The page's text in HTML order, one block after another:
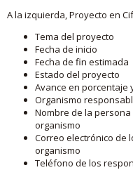
A la izquierda, Proyecto en
Tema del proyecto
Fecha de inicio
Fecha de fin estimada
Estado del proyecto
Avance en porcentaje
Organismo
Nombre de la
organismo
Correo electrónico de
organismo
Teléfono de los